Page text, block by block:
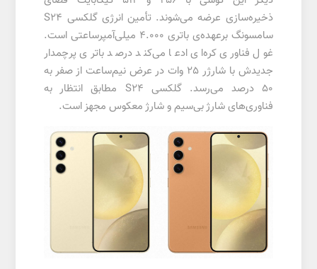
ذخیره‌سازی عرضه می‌شوند. تأمین انرژی گلکسی S24
سامسونگ برعهده‌ی باتری 4.000 میلی‌آمپرساعتی است.
غول فناوری کره‌ای ادعا می‌کند درصد باتری پرچمدار
جدیدش با شارژر 25 وات در عرض نیم‌ساعت از صفر به
50 درصد می‌رسد. گلکسی S24 مطابق انتظار به
فناوری‌های شارژ بی‌سیم و شارژ معکوس مجهز است.